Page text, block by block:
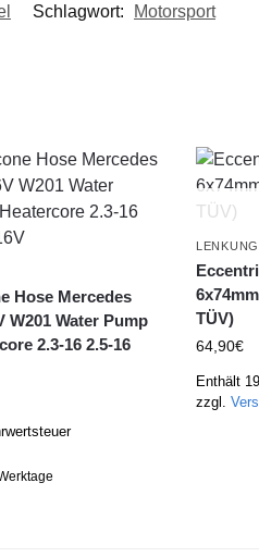
Schlagwort: Motorsport
Hose Mercedes
W201 Water Pump
2.3-16 2.5-16
LENKUNG
TÜV)
64,90€
Enthält
zzgl.